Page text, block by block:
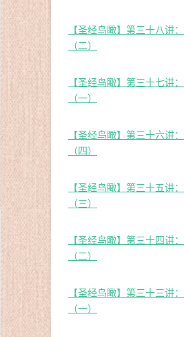
【圣经鸟瞰】第三十八讲
（二）
【圣经鸟瞰】第三十七讲
（一）
【圣经鸟瞰】第三十六讲
（四）
【圣经鸟瞰】第三十五讲
（三）
【圣经鸟瞰】第三十四讲
（二）
【圣经鸟瞰】第三十三讲
（一）